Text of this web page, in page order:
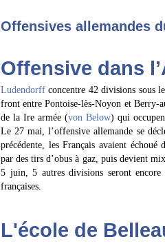
Offensives allemandes
Offensive dans
Ludendorff concentre 42 divisions sous
front entre Pontoise-lès-Noyon et Berry-
de la Ire armée (von Below) qui
Le 27 mai, l’offensive allemande se
précédente, les Français avaient
par des tirs d’obus à gaz, puis devient
5 juin, 5 autres divisions seront
françaises.
L'école de